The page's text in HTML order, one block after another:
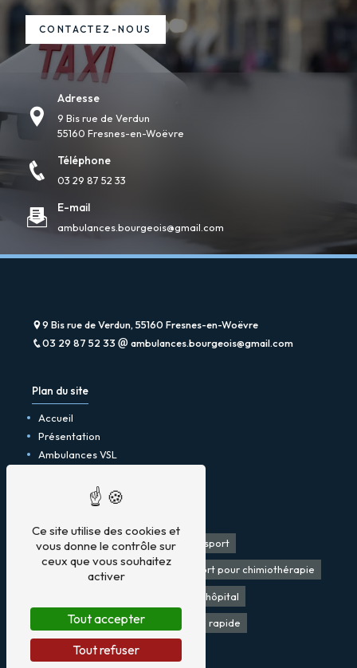
CONTACTEZ-NOUS
Adresse
9 Bis rue de Verdun
55160 Fresnes-en-Woëvre
Téléphone
03 29 87 52 33
E-mail
ambulances.bourgeois@gmail.com
9 Bis rue de Verdun, 55160 Fresnes-en-Woëvre
03 29 87 52 33
ambulances.bourgeois@gmail.com
Plan du site
Accueil
Présentation
Ambulances VSL
Mentions légales
Taxi Ambulances VSL Transport
Transport pour dialyses Transport pour chimiothérapie
Transport sortie d'hôpital
VSL remboursement Ambulance rapide
Ce site utilise des cookies et
vous donne le contrôle sur
ceux que vous souhaitez
activer
Tout accepter
Tout refuser